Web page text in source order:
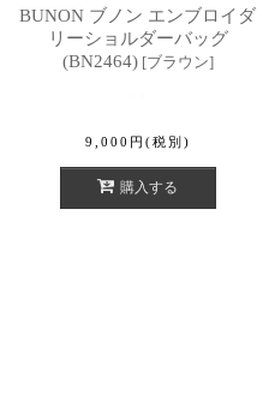
BUNON ブノン エンブロイダ
リーショルダーバッグ
(BN2464) [ブラウン]
9,000 円 (税別)
購入する